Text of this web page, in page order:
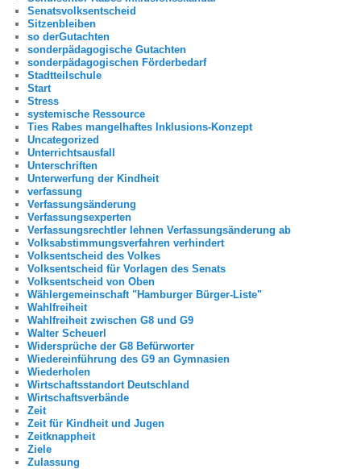
Senatsvolksentscheid
Sitzenbleiben
so derGutachten
sonderpädagogische Gutachten
sonderpädagogischen Förderbedarf
Stadtteilschule
Start
Stress
systemische Ressource
Ties Rabes mangelhaftes Inklusions-Konzept
Uncategorized
Unterrichtsausfall
Unterschriften
Unterwerfung der Kindheit
verfassung
Verfassungsänderung
Verfassungsexperten
Verfassungsrechtler lehnen Verfassungsänderung ab
Volksabstimmungsverfahren verhindert
Volksentscheid des Volkes
Volksentscheid für Vorlagen des Senats
Volksentscheid von Oben
Wählergemeinschaft "Hamburger Bürger-Liste"
Wahlfreiheit
Wahlfreiheit zwischen G8 und G9
Walter Scheuerl
Widersprüche der G8 Befürworter
Wiedereinführung des G9 an Gymnasien
Wiederholen
Wirtschaftsstandort Deutschland
Wirtschaftsverbände
Zeit
Zeit für Kindheit und Jugen
Zeitknappheit
Ziele
Zulassung